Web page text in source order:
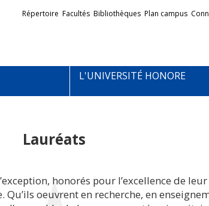
Liens
externes
Répertoire Facultés Bibliothèques Plan campus
L'UNIVERSITÉ HONORE
Lauréats
honorés pour l’excellence de
oeuvrent en recherche, en